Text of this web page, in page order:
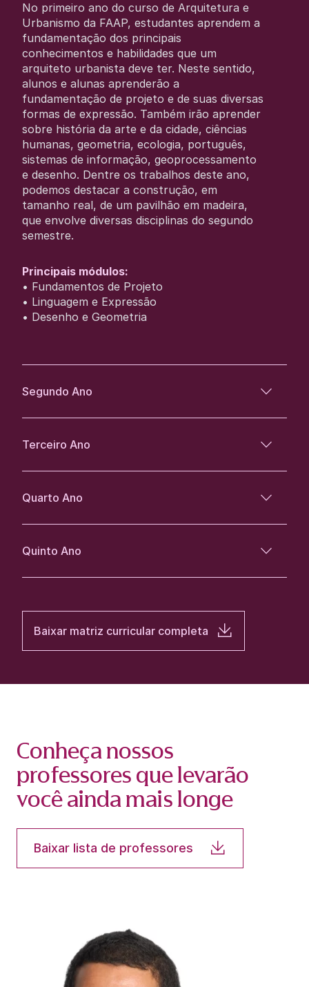
No primeiro ano do curso de Arquitetura e
Urbanismo da FAAP, estudantes aprendem a
fundamentação dos principais
conhecimentos e habilidades que um
arquiteto urbanista deve ter. Neste sentido,
alunos e alunas aprenderão a
fundamentação de projeto e de suas diversas
formas de expressão. Também irão aprender
sobre história da arte e da cidade, ciências
humanas, geometria, ecologia, português,
sistemas de informação, geoprocessamento
e desenho. Dentre os trabalhos deste ano,
podemos destacar a construção, em
tamanho real, de um pavilhão em madeira,
que envolve diversas disciplinas do segundo
semestre.
Principais módulos:
• Fundamentos de Projeto
• Linguagem e Expressão
• Desenho e Geometria
Segundo Ano
Terceiro Ano
Quarto Ano
Quinto Ano
Baixar matriz curricular completa
Conheça nossos
professores que levarão
você ainda mais longe
Baixar lista de professores